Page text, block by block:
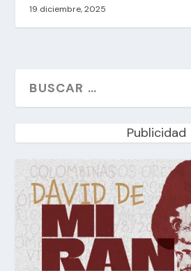
19 diciembre, 2025
Publicidad